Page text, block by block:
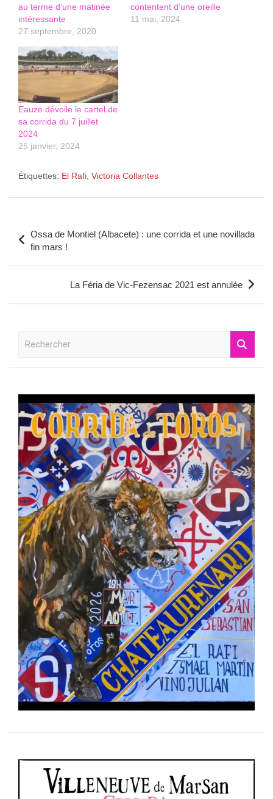
au terme d’une matinée
intéressante
27 septembre, 2020
contentent d’une oreille
11 mai, 2024
Eauze dévoile le cartel de
sa corrida du 7 juillet
2024
25 janvier, 2024
Étiquettes: El Rafi, Victoria Collantes
de
l’article
Ossa de Montiel (Albacete) : une corrida et une novillada
fin mars !
La Féria de Vic-Fezensac 2021 est annulée
r
c
h
e
r